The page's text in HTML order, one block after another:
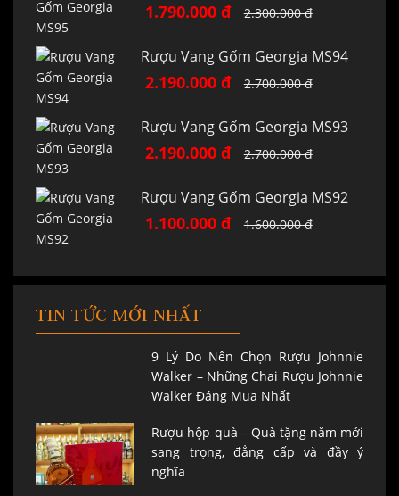
1.790.000 đ 2.300.000 đ
Rượu Vang Gốm Georgia MS94
2.190.000 đ 2.700.000 đ
Rượu Vang Gốm Georgia MS93
2.190.000 đ 2.700.000 đ
Rượu Vang Gốm Georgia MS92
1.100.000 đ 1.600.000 đ
TIN TỨC MỚI NHẤT
9 Lý Do Nên Chọn Rượu Johnnie
Walker – Những Chai Rượu Johnnie
Walker Đáng Mua Nhất
Rượu hộp quà – Quà tặng năm mới
sang trọng, đẳng cấp và đầy ý
nghĩa